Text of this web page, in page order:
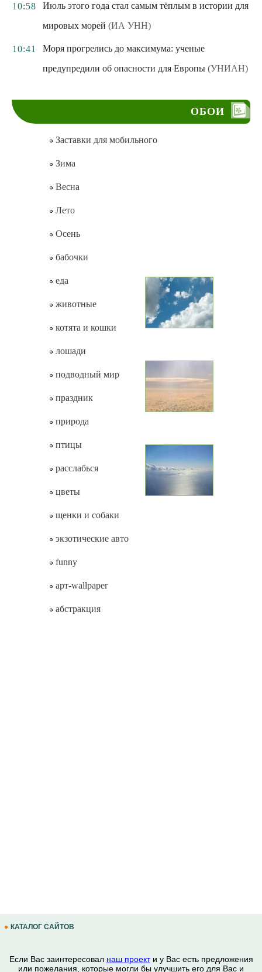
10:58
Июль этого года стал самым тёплым в истории для
мировых морей (ИА УНН)
10:41
Моря прогрелись до максимума: ученые
предупредили об опасности для Европы (УНИАН)
ОБОИ
Заставки для мобильного
Зима
Весна
Лето
Осень
бабочки
еда
животные
котята и кошки
лошади
подводный мир
праздник
природа
птицы
расслабься
цветы
щенки и собаки
экзотические авто
funny
арт-wallpaper
абстракция
КАТАЛОГ САЙТОВ
Если Вас заинтересовал наш проекти у Вас есть предложения
или пожелания, которые могли бы улучшить его для Вас и